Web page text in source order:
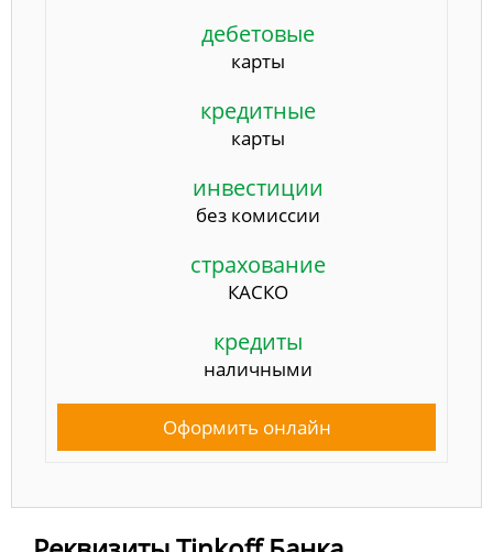
дебетовые
карты
кредитные
карты
инвестиции
без комиссии
страхование
КАСКО
кредиты
наличными
Оформить онлайн